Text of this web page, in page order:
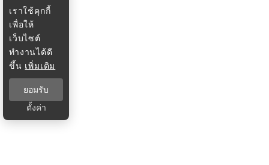
เราใช้คุกกี้
เพื่อให้
เว็บไซต์
ทำงานได้ดี
ขึ้น เพิ่มเติม
ยอมรับ
ตั้งค่า